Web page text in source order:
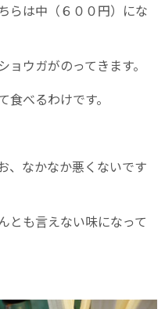
らは中（６００円）にな
ウガがのってきます。
べるわけです。
、なかなか悪くないです
とも言えない味になって